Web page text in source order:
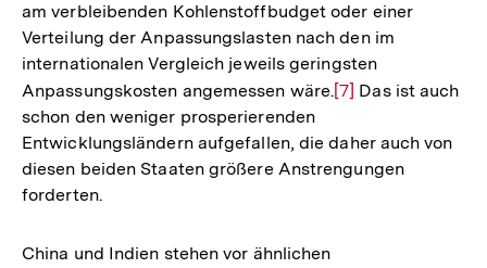
am verbleibenden Kohlenstoffbudget oder einer
Verteilung der Anpassungslasten nach den im
internationalen Vergleich jeweils geringsten
Anpassungskosten angemessen wäre.Zur
der
Fußnote
[7] Das ist auch
schon den weniger prosperierenden
Entwicklungsländern aufgefallen, die daher auch von
diesen beiden Staaten größere Anstrengungen
forderten.
China und Indien stehen vor ähnlichen